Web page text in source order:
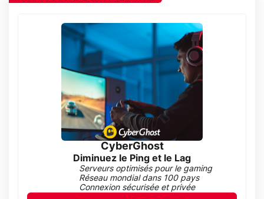
CyberGhost
Diminuez le Ping et le Lag
Serveurs optimisés pour le gaming
Réseau mondial dans 100 pays
Connexion sécurisée et privée